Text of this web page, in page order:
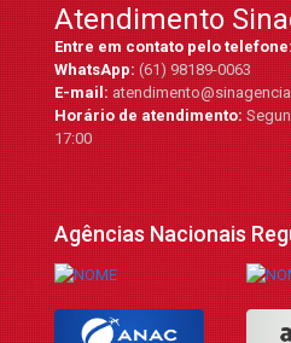
Atendimento
Entre em contato pelo
WhatsApp:(61) 98189-0063
E-mail:
Horário de atendimento:
17:00
Agências Nacionais